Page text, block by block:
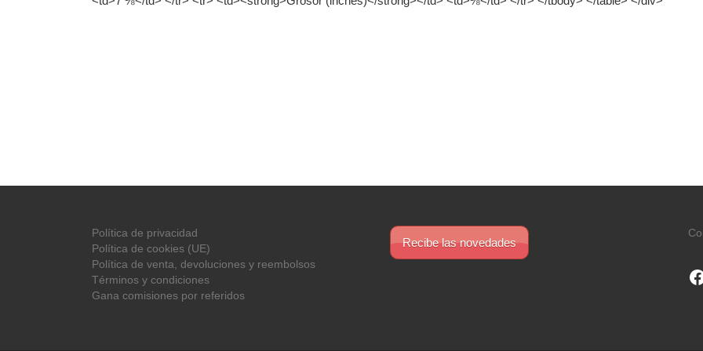
Política de privacidad
Política de cookies (UE)
Política de venta, devoluciones y reembolsos
Términos y condiciones
Gana comisiones por referidos
Recibe las novedades